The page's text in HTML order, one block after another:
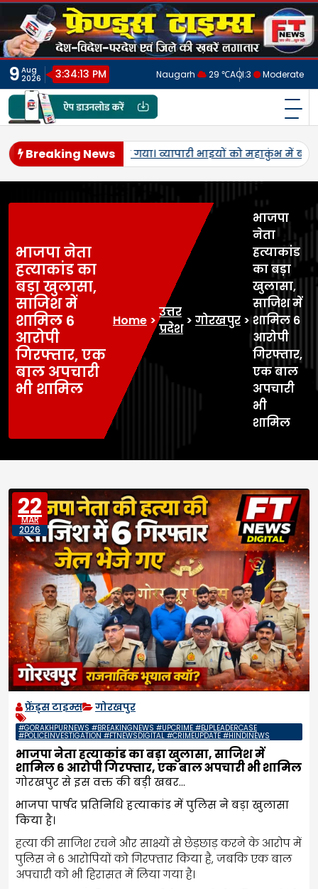
Skip
content
9 Aug
2026
3:34:16 PM Naugarh 29 ℃AQI:3 Moderate
फ्रेंड्स टाइम्स
Breaking News
पहरेमऊ में 3 सितंबर 2026 को लखनऊ में होने वाले *व्यापारी
भाजपा नेता
हत्याकांड का
बड़ा खुलासा,
साजिश में
शामिल 6
आरोपी
गिरफ्तार, एक
बाल अपचारी
भी शामिल
Home >
उत्तर
प्रदेश
> गोरखपुर >
भाजपा
नेता
हत्याकांड
का बड़ा
खुलासा,
साजिश में
शामिल 6
आरोपी
गिरफ्तार,
एक बाल
अपचारी
भी
शामिल
22
MAR
2026
फ्रेंड्स टाइम्स गोरखपुर
#GORAKHPURNEWS #BREAKINGNEWS #UPCRIME #BJPLEADERCASE
#POLICEINVESTIGATION #FTNEWSDIGITAL #CRIMEUPDATE #HINDINEWS
भाजपा नेता हत्याकांड का बड़ा खुलासा, साजिश में
शामिल 6 आरोपी गिरफ्तार, एक बाल अपचारी भी शामिल
गोरखपुर से इस वक्त की बड़ी खबर…
भाजपा पार्षद प्रतिनिधि हत्याकांड में पुलिस ने बड़ा खुलासा
किया है।
हत्या की साजिश रचने और साक्ष्यों से छेड़छाड़ करने के आरोप में
पुलिस ने 6 आरोपियों को गिरफ्तार किया है, जबकि एक बाल
अपचारी को भी हिरासत में लिया गया है।